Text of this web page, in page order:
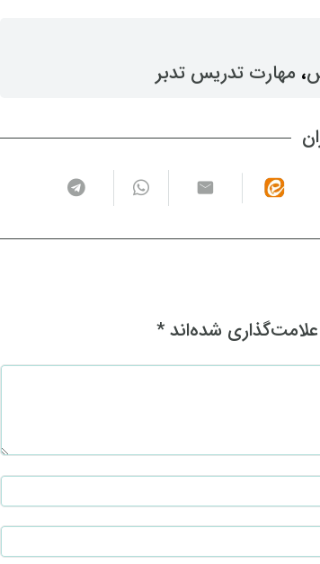
، ‌ مهارت تدریس تدبر
شده‌اند*